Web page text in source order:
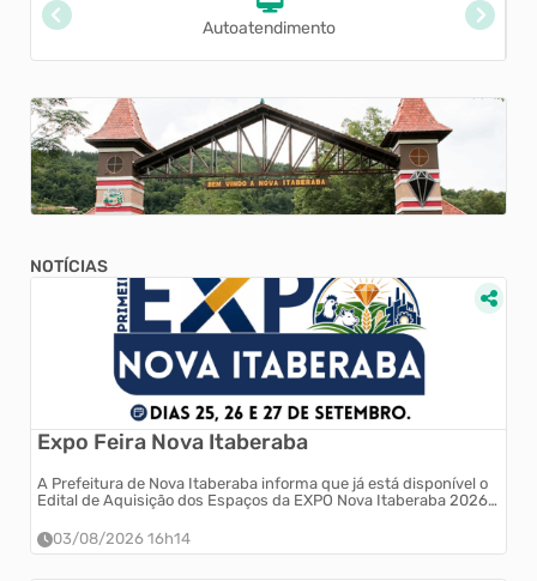
Autoatendimento
NOTÍCIAS
Expo Feira Nova Itaberaba
A Prefeitura de Nova Itaberaba informa que já está disponível o
Edital de Aquisição dos Espaços da EXPO Nova Itaberaba 2026,
dias 25, 26 e 2...
03/08/2026 16h14